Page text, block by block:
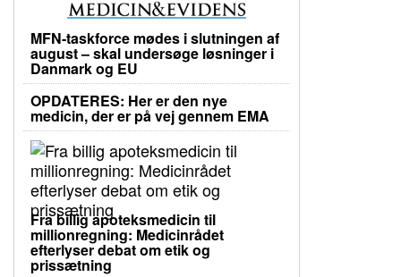
MFN-taskforce mødes i slutningen af
august – skal undersøge løsninger i
Danmark og EU
OPDATERES: Her er den nye
medicin, der er på vej gennem EMA
Fra billig apoteksmedicin til
millionregning: Medicinrådet
efterlyser debat om etik og
prissætning